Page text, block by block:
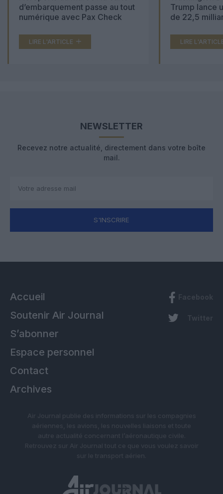
d’embarquement passe au tout
numérique avec Pax Check
LIRE L'ARTICLE
Trump lance
de 22,5
LIRE
NEWSLETTER
Recevez notre actualité, directement dans votre boîte
mail.
S'INSCRIRE
Accueil
Soutenir Air Journal
S’abonner
Espace personnel
Contact
Archives